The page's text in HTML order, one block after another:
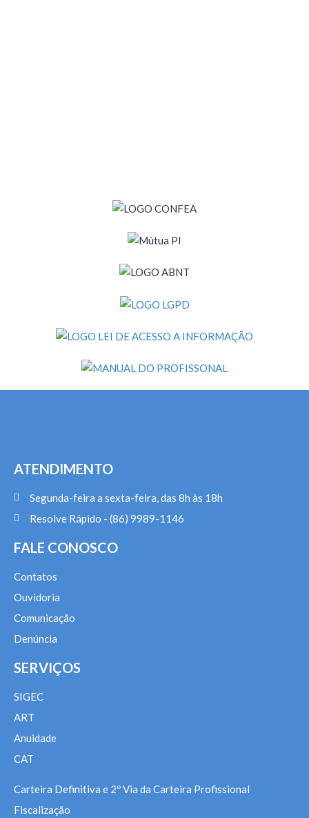
ATENDIMENTO
Segunda-feira a sexta-feira, das 8h às 18h
Resolve Rápido - (86) 9989-1146
FALE CONOSCO
Contatos
Ouvidoria
Comunicação
Denúncia
SERVIÇOS
SIGEC
ART
Anuidade
CAT
Carteira Definitiva e 2º Via da Carteira Profissional
Fiscalização